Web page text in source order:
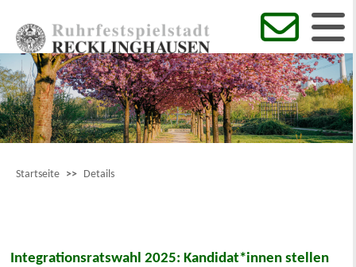
Startseite >> Details
Integrationsratswahl 2025: Kandidat*innen stellen